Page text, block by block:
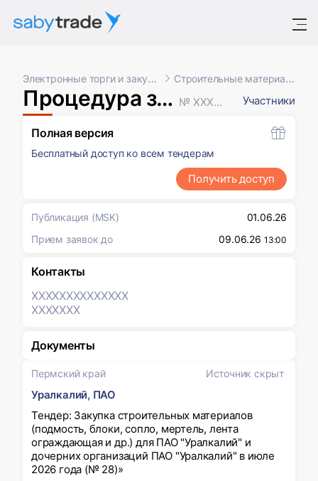
Электронные торги и закупки Строительные материалы
Процедура закупки № XXXXXXX Участники
Пермский край Источник скрыт
Уралкалий, ПАО
Тендер: Закупка строительных материалов
(подмость, блоки, сопло, мертель, лента
ограждающая и др.) для ПАО "Уралкалий" и
дочерних организаций ПАО "Уралкалий" в июле
2026 года (№ 28)»
Полная версия
Бесплатный доступ ко всем тендерам
Получить доступ
Публикация (MSK)
01.06.26
Прием заявок до
09.06.26 13:00
Контакты
XXXXXXXXXXXXXX
XXXXXXX
Документы